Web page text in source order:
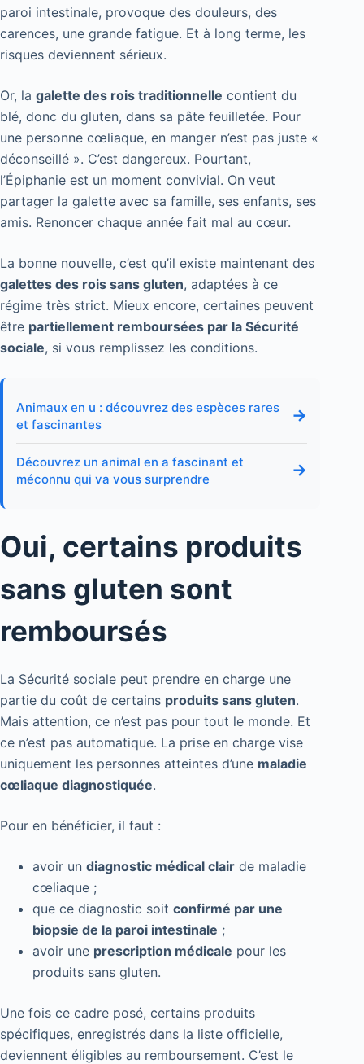
paroi intestinale, provoque des douleurs, des
carences, une grande fatigue. Et à long terme, les
risques deviennent sérieux.
Or, la galette des rois traditionnelle contient du
blé, donc du gluten, dans sa pâte feuilletée. Pour
une personne cœliaque, en manger n’est pas juste «
déconseillé ». C’est dangereux. Pourtant,
l’Épiphanie est un moment convivial. On veut
partager la galette avec sa famille, ses enfants, ses
amis. Renoncer chaque année fait mal au cœur.
La bonne nouvelle, c’est qu’il existe maintenant des
galettes des rois sans gluten, adaptées à ce
régime très strict. Mieux encore, certaines peuvent
être partiellement remboursées par la Sécurité
sociale, si vous remplissez les conditions.
Animaux en u : découvrez des espèces rares
et fascinantes
→
Découvrez un animal en a fascinant et
méconnu qui va vous surprendre
→
Oui, certains produits
sans gluten sont
remboursés
La Sécurité sociale peut prendre en charge une
partie du coût de certains produits sans gluten.
Mais attention, ce n’est pas pour tout le monde. Et
ce n’est pas automatique. La prise en charge vise
uniquement les personnes atteintes d’une maladie
cœliaque diagnostiquée.
Pour en bénéficier, il faut :
avoir un diagnostic médical clair de maladie
cœliaque ;
que ce diagnostic soit confirmé par une
biopsie de la paroi intestinale ;
avoir une prescription médicale pour les
produits sans gluten.
Une fois ce cadre posé, certains produits
spécifiques, enregistrés dans la liste officielle,
deviennent éligibles au remboursement. C’est le